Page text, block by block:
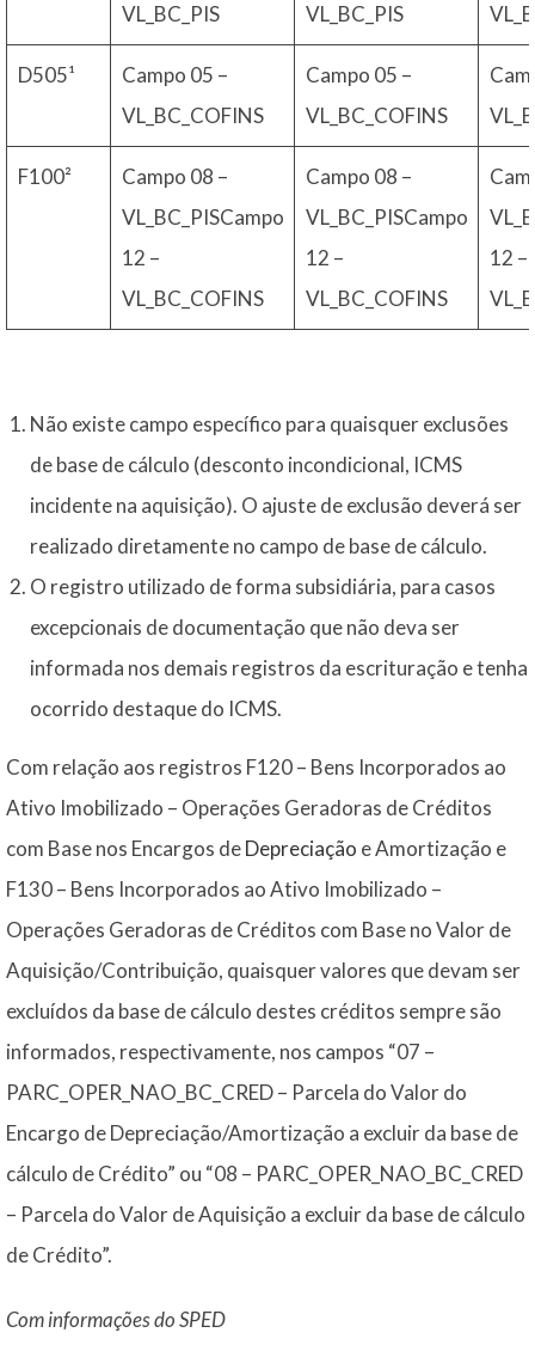
VL_BC_PIS
VL_BC_PIS
D505¹
Campo 05 –
VL_BC_COFINS
Campo 05 –
VL_BC_COFINS
F100²
Campo 08 –
VL_BC_PISCampo
12 –
VL_BC_COFINS
Campo 08 –
VL_BC_PISCampo
12 –
VL_BC_COFINS
12 –
Não existe campo específico para quaisquer exclusões
de base de cálculo (desconto incondicional, ICMS
incidente na aquisição). O ajuste de exclusão deverá ser
realizado diretamente no campo de base de cálculo.
O registro utilizado de forma subsidiária, para casos
excepcionais de documentação que não deva ser
informada nos demais registros da escrituração e tenha
ocorrido destaque do ICMS.
Com relação aos registros F120 – Bens Incorporados ao
Ativo Imobilizado – Operações Geradoras de Créditos
com Base nos Encargos deDepreciação e Amortização e
F130 – Bens Incorporados ao Ativo Imobilizado –
Operações Geradoras de Créditos com Base no Valor de
Aquisição/Contribuição, quaisquer valores que devam ser
excluídos da base de cálculo destes créditos sempre são
informados, respectivamente, nos campos “07 –
PARC_OPER_NAO_BC_CRED – Parcela do Valor do
Encargo de Depreciação/Amortização a excluir da base de
cálculo de Crédito” ou “08 – PARC_OPER_NAO_BC_CRED
– Parcela do Valor de Aquisição a excluir da base de cálculo
de Crédito”.
Com informações do SPED